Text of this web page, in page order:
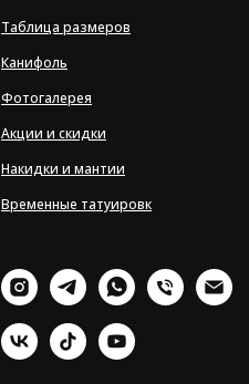
Таблица размеров
Канифоль
Фотогалерея
Акции и скидки
Накидки и мантии
Временные татуировк